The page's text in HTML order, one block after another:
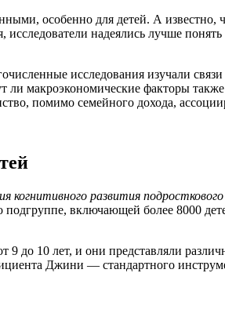
особенно для детей. А известно,
исследователи надеялись лучше
исследования изучали
ли макроэкономические факторы
помимо семейного дохода,
когнитивного развития подросткового
включающей более 8000
9 до 10 лет, и они представляли
Джини — стандартного